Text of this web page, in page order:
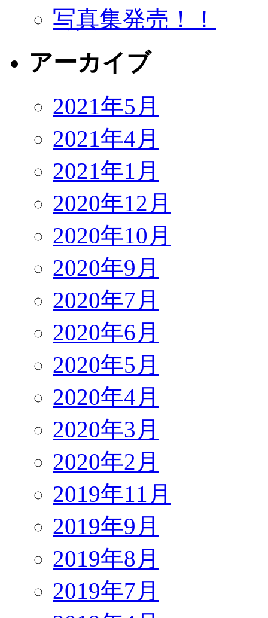
写真集発売！！
アーカイブ
2021年5月
2021年4月
2021年1月
2020年12月
2020年10月
2020年9月
2020年7月
2020年6月
2020年5月
2020年4月
2020年3月
2020年2月
2019年11月
2019年9月
2019年8月
2019年7月